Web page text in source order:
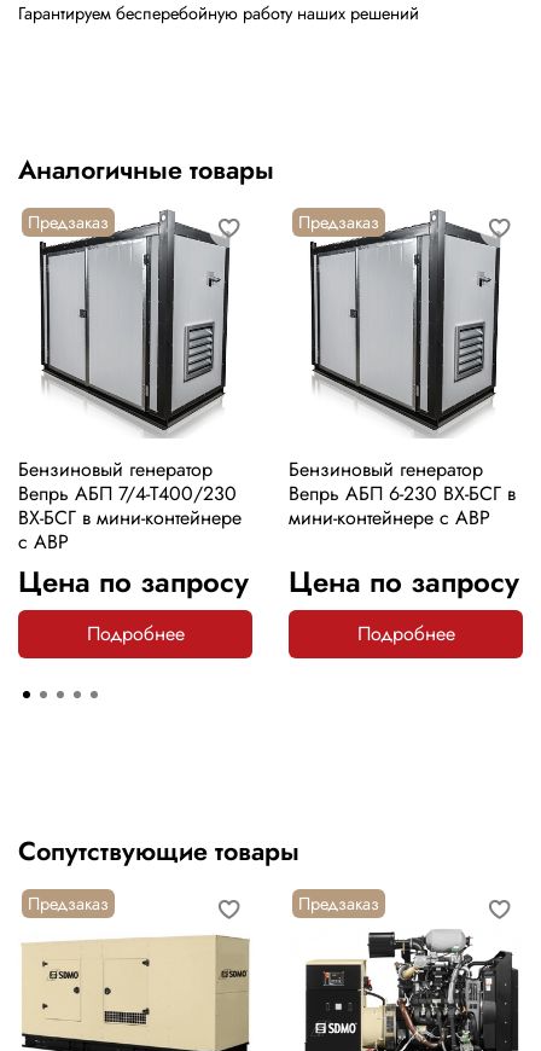
Гарантируем бесперебойную работу наших решений
Аналогичные товары
Предзаказ
Бензиновый генератор
Вепрь АБП 7/4-Т400/230
ВХ-БСГ в мини-контейнере
с АВР
Цена по запросу
Подробнее
Предзаказ
Бензиновый генератор
Вепрь АБП 6-230 ВХ-БСГ в
мини-контейнере с АВР
Цена по запросу
Подробнее
Сопутствующие товары
Предзаказ Предзаказ